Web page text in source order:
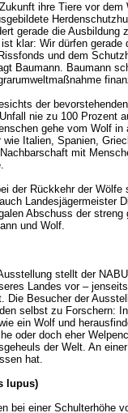
ihre Tiere vor
gerade die Ausbildung
klar: Wir dürfen
und dem
Baumann. Baumann
der
nie zu 100 Prozent
gehe vom Wolf
Italien, Spanien,
mit
der Rückkehr der Wölfe
Landesjägermeister
Abschuss der
und Wolf.
stellt der
Landes vor –
Die Besucher der
selbst zu Forschern:
ein Wolf und
oder doch eher
der Welt. An
hat.
lupus)
bei einer Schulterhöhe